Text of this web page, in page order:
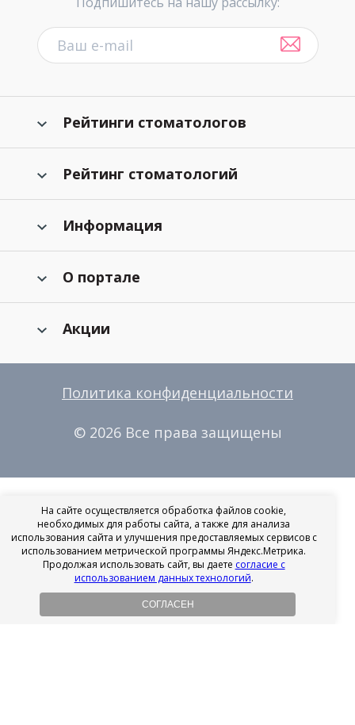
Рейтинги стоматологов
Рейтинг стоматологий
Информация
О портале
Акции
Политика конфиденциальности
© 2026 Все права защищены
На сайте осуществляется обработка файлов cookie,
необходимых для работы сайта, а также для анализа
использования сайта и улучшения предоставляемых сервисов с
использованием метрической программы Яндекс.Метрика.
Продолжая использовать сайт, вы даете согласие с
использованием данных технологий.
СОГЛАСЕН